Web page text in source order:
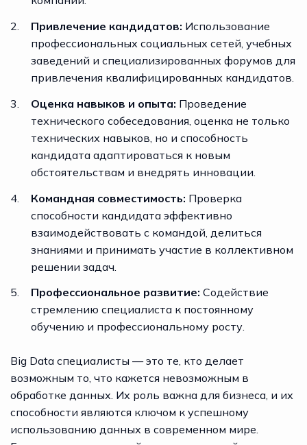
Привлечение кандидатов: Использование
профессиональных социальных сетей, учебных
заведений и специализированных форумов для
привлечения квалифицированных кандидатов.
Оценка навыков и опыта: Проведение
технического собеседования, оценка не только
технических навыков, но и способность
кандидата адаптироваться к новым
обстоятельствам и внедрять инновации.
Командная совместимость: Проверка
способности кандидата эффективно
взаимодействовать с командой, делиться
знаниями и принимать участие в коллективном
решении задач.
Профессиональное развитие: Содействие
стремлению специалиста к постоянному
обучению и профессиональному росту.
Big Data специалисты — это те, кто делает
возможным то, что кажется невозможным в
обработке данных. Их роль важна для бизнеса, и их
способности являются ключом к успешному
использованию данных в современном мире.